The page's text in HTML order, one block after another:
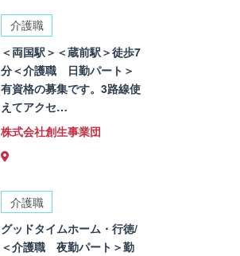
介護職
＜両国駅＞＜蔵前駅＞徒歩7
分＜介護職 日勤パート＞
有資格の募集です。3路線使
えてアクセ…
株式会社創生事業団
介護職
グッドタイムホーム・行徳/
＜介護職 夜勤パート＞勤